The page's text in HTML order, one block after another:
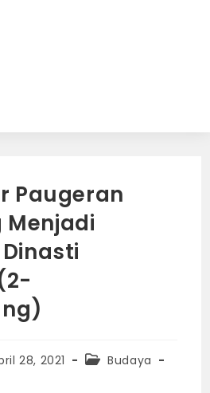
Paugeran
28, 2021
PostBudaya